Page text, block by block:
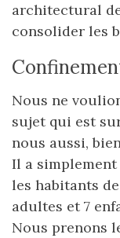
architectural
consolider les
Nous ne
sujet qui est
nous aussi,
Il a
les habitants
adultes et 7
Nous prenons